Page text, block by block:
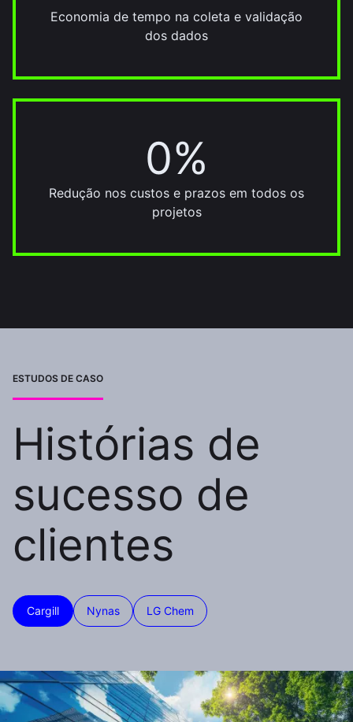
Economia de tempo na coleta e validação
dos dados
0%
30%
Redução nos custos e prazos em todos os
projetos
ESTUDOS DE CASO
Histórias de
sucesso de
clientes
Cargill Nynas LG Chem